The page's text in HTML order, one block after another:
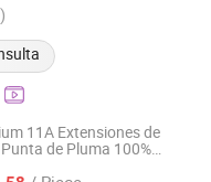
2010
11A Extensiones de
de Pluma 100%
Ltd.